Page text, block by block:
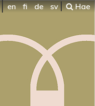
en fi de sv Hae